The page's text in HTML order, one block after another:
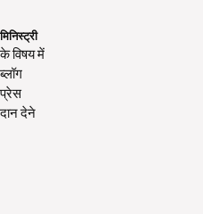
मिनिस्ट्री
के विषय में
ब्लॉग
प्रेस
दान देने